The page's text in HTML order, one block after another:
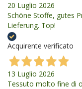
20 Luglio 2026
Schöne Stoffe, gutes
Lieferung. Top!
Acquirente verificato
13 Luglio 2026
Tessuto molto fine di